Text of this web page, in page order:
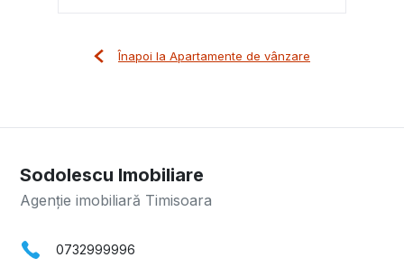
Înapoi la Apartamente de vânzare
Sodolescu Imobiliare
Agenție imobiliară Timisoara
0732999996